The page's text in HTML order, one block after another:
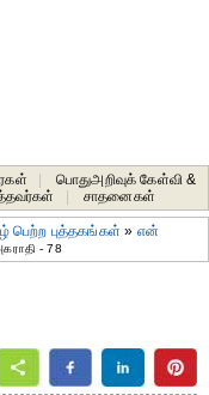
பொதுஅறிவுக் கேள்வி &
சாதனைகள்‎
பெற்ற புத்தகங்கள் » என்
- 78